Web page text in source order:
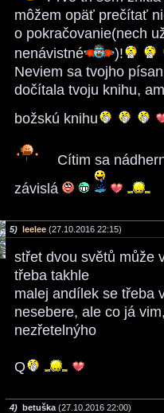
môžem opäť prečítať
o pokračovanie(nech
nenávistné
)!
Neviem sa tvojho
dočítala tvoju knihu,
božskú knihu
Cítim sa
závislá
5) leelee (27.10.2016 22:15)
střet dvou světů může
třeba takhle
malej andílek se třeba
nesebere, ale co já
nezřetelnýho
Q
4) betuška (27.10.2016 22:00)